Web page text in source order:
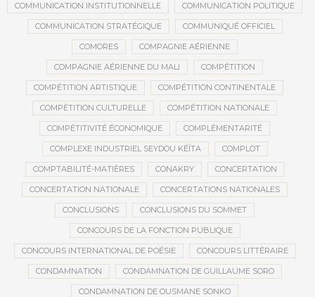
COMMUNICATION INSTITUTIONNELLE COMMUNICATION POLITIQUE
COMMUNICATION STRATÉGIQUE COMMUNIQUÉ OFFICIEL
COMORES COMPAGNIE AÉRIENNE
COMPAGNIE AÉRIENNE DU MALI COMPÉTITION
COMPÉTITION ARTISTIQUE COMPÉTITION CONTINENTALE
COMPÉTITION CULTURELLE COMPÉTITION NATIONALE
COMPÉTITIVITÉ ÉCONOMIQUE COMPLÉMENTARITÉ
COMPLEXE INDUSTRIEL SEYDOU KÉÏTA COMPLOT
COMPTABILITÉ-MATIÈRES CONAKRY CONCERTATION
CONCERTATION NATIONALE CONCERTATIONS NATIONALES
CONCLUSIONS CONCLUSIONS DU SOMMET
CONCOURS DE LA FONCTION PUBLIQUE
CONCOURS INTERNATIONAL DE POÉSIE CONCOURS LITTÉRAIRE
CONDAMNATION CONDAMNATION DE GUILLAUME SORO
CONDAMNATION DE OUSMANE SONKO